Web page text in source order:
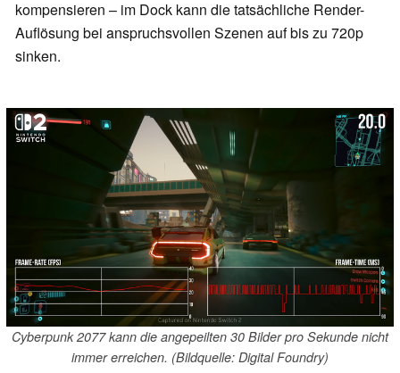
kompensieren – im Dock kann die tatsächliche Render-
Auflösung bei anspruchsvollen Szenen auf bis zu 720p
sinken.
Cyberpunk 2077 kann die angepeilten 30 Bilder pro Sekunde nicht
immer erreichen. (Bildquelle: Digital Foundry)